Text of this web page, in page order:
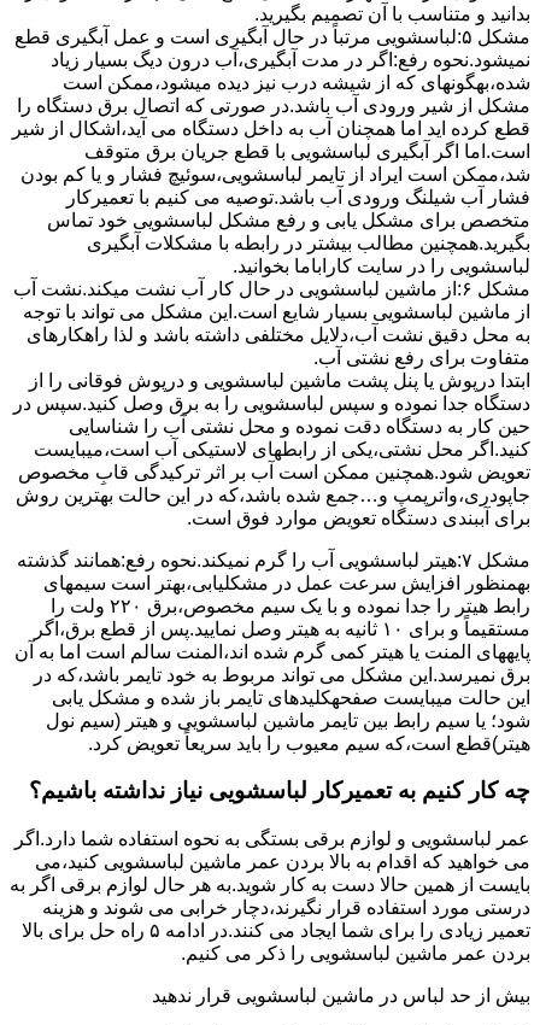
بدانید و متناسب با آن تصمیم بگیرید.
مشکل ۵:لباسشویی مرتباً در ﺣﺎل آﺑﮕﯿﺮی اﺳﺖ و ﻋﻤﻞ آﺑﮕﯿﺮی ﻗﻄﻊ
نمیشود.نحوه رﻓﻊ:اﮔﺮ در ﻣﺪت آﺑﮕﯿﺮی،آب درون دﯾﮓ ﺑﺴﯿﺎر زﯾﺎد
ﺷﺪه،بهگونهای ﮐﻪ از ﺷﯿﺸﻪ درب ﻧﯿﺰ دﯾﺪه میشود،ممکن است
مشکل از شیر ورودی آب باشد.در صورتی که اتصال برق دستگاه را
قطع کرده اید اما همچنان آب به داخل دستگاه می آید،اشکال از شیر
است.اما اگر آبگیری لباسشویی با قطع جریان برق متوقف
شد،ممکن است ایراد از تایمر لباسشویی،سوئیچ فشار و یا کم بودن
فشار آب شیلنگ ورودی آب باشد.توصیه می کنیم با تعمیرکار
متخصص برای مشکل یابی و رفع مشکل لباسشویی خود تماس
بگیرید.همچنین مطالب بیشتر در رابطه با مشکلات آبگیری
لباسشویی را در سایت کاراباما بخوانید.
مشکل ۶:از ﻣﺎﺷﯿﻦ لباسشویی در ﺣﺎل ﮐﺎر آب ﻧﺸﺖ میکند.نشت آب
از ماشین لباسشویی بسیار شایع است.این مشکل می تواند با توجه
به محل دقیق نشت آب،دلایل مختلفی داشته باشد و لذا راهکارهای
متفاوت برای رفع نشتی آب.
ابتدا درپوش یا پنل ﭘﺸﺖ ﻣﺎﺷﯿﻦ لباسشویی و درپوش ﻓﻮﻗﺎﻧﯽ را از
دستگاه ﺟﺪا ﻧﻤﻮده و ﺳﭙﺲ لباسشویی را ﺑﻪ ﺑﺮق وصل ﮐﻨﯿﺪ.سپس در
حین کار به دستگاه دقت نموده و ﻣﺤﻞ نشتی آب را ﺷﻨﺎﺳﺎﯾﯽ
کنید.اﮔﺮ ﻣﺤﻞ نشتی،ﯾﮑﯽ از رابطهای ﻻﺳﺘﯿﮑﯽ آب اﺳﺖ،میبایست
ﺗﻌﻮﯾﺾ شود.همچنین ﻣﻤﮑﻦ اﺳﺖ آب بر اثر ﺗﺮﮐﯿﺪﮔﯽ قابِ ﻣﺨﺼﻮص
ﺟﺎﭘﻮدری،واترپمپ و…جمع شده ﺑﺎﺷﺪ،ﮐﻪ در این حالت بهترین روش
برای آببندی دستگاه ﺗﻌﻮﯾﺾ ﻣﻮارد ﻓﻮق اﺳﺖ.
مشکل ۷:ﻫﯿﺘﺮ لباسشویی آب را ﮔﺮم نمیکند.نحوه رﻓﻊ:ﻫﻤﺎﻧﻨﺪ ﮔﺬﺷﺘﻪ
بهمنظور اﻓﺰاﯾﺶ ﺳﺮﻋﺖ ﻋﻤﻞ در مشکلیابی،بهتر است سیمهای
راﺑﻂ ﻫﯿﺘﺮ را ﺟﺪا ﻧﻤﻮده و ﺑﺎ ﯾﮏ ﺳﯿﻢ ﻣﺨﺼﻮص،برق ۲۲۰ ولت را
مستقیماً و برای ۱۰ ﺛﺎﻧﯿﻪ ﺑﻪ ﻫﯿﺘﺮ وصل نمایید.ﭘﺲ از ﻗﻄﻊ ﺑﺮق،اﮔﺮ
پایههای اﻟﻤﻨﺖ یا هیتر کمی ﮔﺮم ﺷﺪه اند،اﻟﻤﻨﺖ ﺳﺎﻟﻢ است اما ﺑﻪ آن
ﺑﺮق نمیرسد.اﯾﻦ ﻣﺸﮑﻞ می تواند مربوط به ﺧﻮد ﺗﺎﯾﻤﺮ باشد،ﮐﻪ در
این حالت میبایست صفحهکلیدهای ﺗﺎﯾﻤﺮ باز شده و مشکل یابی
شود؛ ﯾﺎ ﺳﯿﻢ راﺑﻂ ﺑﯿﻦ ﺗﺎﯾﻤﺮ ماشین لباسشویی و ﻫﯿﺘﺮ (سیم ﻧﻮل
ﻫﯿﺘﺮ)ﻗﻄﻊ اﺳﺖ،ﮐﻪ ﺳﯿﻢ ﻣﻌﯿﻮب را ﺑﺎﯾﺪ سریعاً ﺗﻌﻮﯾﺾ کرد.
چه کار کنیم به تعمیرکار لباسشویی نیاز نداشته باشیم؟
عمر لباسشویی و لوازم برقی بستگی به نحوه استفاده شما دارد.اگر
می خواهید که اقدام به بالا بردن عمر ماشین لباسشویی کنید،می
بایست از همین حالا دست به کار شوید.به هر حال لوازم برقی اگر به
درستی مورد استفاده قرار نگیرند،دچار خرابی می شوند و هزینه
تعمیر زیادی را برای شما ایجاد می کنند.در ادامه ۵ راه حل برای بالا
بردن عمر ماشین لباسشویی را ذکر می کنیم.
بیش از حد لباس در ماشین لباسشویی قرار ندهید